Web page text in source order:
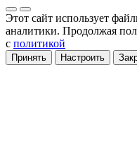
Этот сайт использует
аналитики. Продолжая
с политикой
Принять Настроить